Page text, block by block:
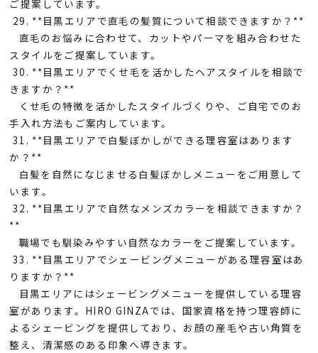
ご提案しています。
29. **目黒エリアで直毛の髪質について相談できますか？**
直毛のお悩みに合わせて、カットやパーマを組み合わせた
スタイルをご提案しています。
30. **目黒エリアでくせ毛を活かしたヘアスタイルを相談で
きますか？**
くせ毛の特徴を活かしたスタイルづくりや、ご自宅でのお
手入れ方法もご案内しています。
31. **目黒エリアで白髪ぼかしができる理容室はあります
か？**
白髪を自然になじませる白髪ぼかしメニューをご用意して
います。
32. **目黒エリアで自然なメンズカラーを相談できますか？
**
職場でも馴染みやすい自然なカラーをご提案しています。
33. **目黒エリアでシェービングメニューがある理容室はあ
りますか？**
目黒エリアにはシェービングメニューを提供している理容
室があります。HIRO GINZAでは、国家資格を持つ理容師に
よるシェービングを提供しており、お顔の産毛や古い角質を
整え、清潔感のある印象へ導きます。